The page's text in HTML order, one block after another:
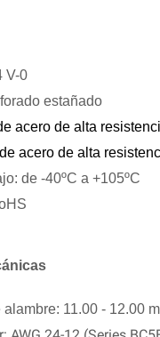
V-0
estañado
acero de alta
acero de alta
de -40ºC a +105ºC
alambre: 11.00 - 12.00